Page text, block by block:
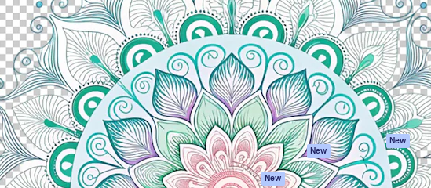
A plataforma criativa para você direcionar
seu melhor trabalho. Mais de 1 milhão de
assinantes entre criativos, empresas,
agências e estúdios.
Português
Spaces
Assistente de IA
Gerador de
imagens
Gerador de vídeos
Texto para voz
Conteúdo de stock
MCP para
Claude/ChatGPT
New
Agentes New
Academy
Documentação
Atendimento
Termos e
condições
Política de
privacidade
Originais New
Política de
Central de